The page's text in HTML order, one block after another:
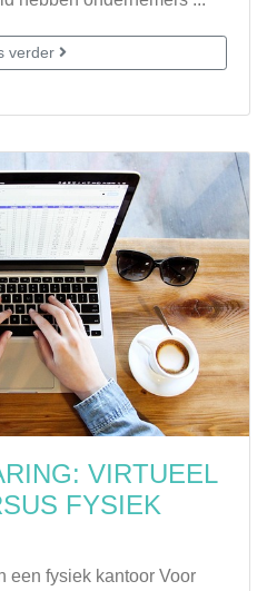
verder
VIRTUEEL
FYSIEK
een fysiek kantoor Voor